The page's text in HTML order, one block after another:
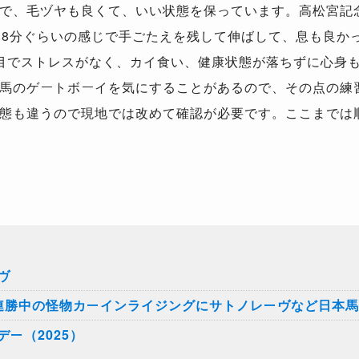
、毛ヅヤも良くて、いい状態を保っています。高松宮
分ぐらいの感じで手ごたえを残して伸ばして、息も良か
ストレスがなく、カイ食い、健康状態が落ちずに心身
のゲートボーイを気にすることがあるので、その点の
も違うので現地では改めて確認が必要です。ここまで
中の怪物カーインライジングにサトノレーヴなど日本
ー（2025）